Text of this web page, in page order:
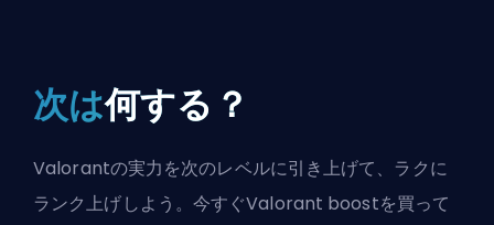
次は何する？
Valorantの実力を次のレベルに引き上げて、ラクに
ランク上げしよう。今すぐValorant boostを買って